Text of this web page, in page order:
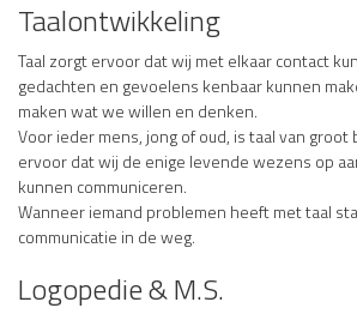
Taalontwikkeling
Taal zorgt ervoor dat wij met elkaar contact
gedachten en gevoelens kenbaar kunnen
maken wat we willen en denken.
Voor ieder mens, jong of oud, is taal van groot
ervoor dat wij de enige levende wezens op
kunnen communiceren.
Wanneer iemand problemen heeft met taal
communicatie in de weg.
Logopedie & M.S.